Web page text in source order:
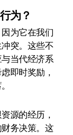
为？
为它在我们
突。这些不
当代经济系
即时奖励，
源的经历，
务决策。这